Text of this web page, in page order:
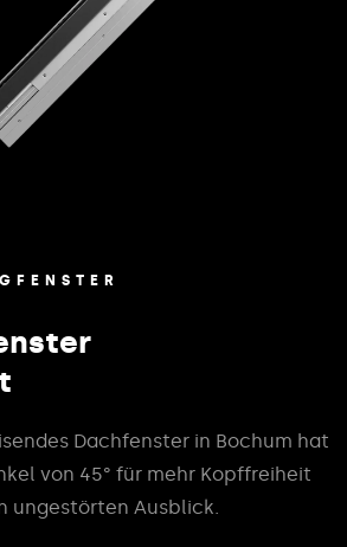
Dachfenster in Bochum hat
von 45° für mehr Kopffreiheit
ungestörten Ausblick.